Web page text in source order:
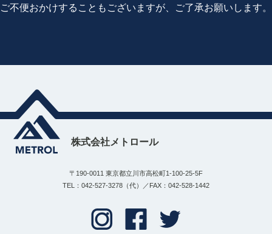
ご不便おかけすることもございますが、ご了承お願いします。
株式会社メトロール
〒190-0011 東京都立川市高松町1-100-25-5F
TEL：042-527-3278（代）／FAX：042-528-1442